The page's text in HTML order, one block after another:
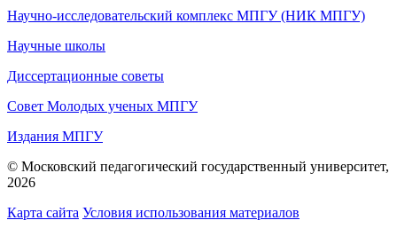
Научно-исследовательский комплекс МПГУ (НИК МПГУ)
Научные школы
Диссертационные советы
Совет Молодых ученых МПГУ
Издания МПГУ
© Московский педагогический государственный университет,
2026
Карта сайта Условия использования материалов